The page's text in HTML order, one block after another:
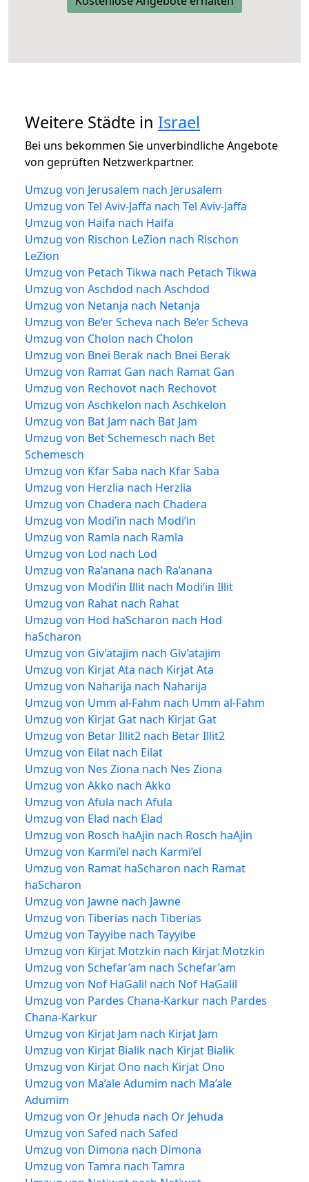
Weitere Städte in Israel
Bei uns bekommen Sie unverbindliche Angebote
von geprüften Netzwerkpartner.
Umzug von Jerusalem nach Jerusalem
Umzug von Tel Aviv-Jaffa nach Tel Aviv-Jaffa
Umzug von Haifa nach Haifa
Umzug von Rischon LeZion nach Rischon
LeZion
Umzug von Petach Tikwa nach Petach Tikwa
Umzug von Aschdod nach Aschdod
Umzug von Netanja nach Netanja
Umzug von Be’er Scheva nach Be’er Scheva
Umzug von Cholon nach Cholon
Umzug von Bnei Berak nach Bnei Berak
Umzug von Ramat Gan nach Ramat Gan
Umzug von Rechovot nach Rechovot
Umzug von Aschkelon nach Aschkelon
Umzug von Bat Jam nach Bat Jam
Umzug von Bet Schemesch nach Bet
Schemesch
Umzug von Kfar Saba nach Kfar Saba
Umzug von Herzlia nach Herzlia
Umzug von Chadera nach Chadera
Umzug von Modi’in nach Modi’in
Umzug von Ramla nach Ramla
Umzug von Lod nach Lod
Umzug von Ra’anana nach Ra’anana
Umzug von Modi’in Illit nach Modi’in Illit
Umzug von Rahat nach Rahat
Umzug von Hod haScharon nach Hod
haScharon
Umzug von Giv’atajim nach Giv’atajim
Umzug von Kirjat Ata nach Kirjat Ata
Umzug von Naharija nach Naharija
Umzug von Umm al-Fahm nach Umm al-Fahm
Umzug von Kirjat Gat nach Kirjat Gat
Umzug von Betar Illit2 nach Betar Illit2
Umzug von Eilat nach Eilat
Umzug von Nes Ziona nach Nes Ziona
Umzug von Akko nach Akko
Umzug von Afula nach Afula
Umzug von Elad nach Elad
Umzug von Rosch haAjin nach Rosch haAjin
Umzug von Karmi’el nach Karmi’el
Umzug von Ramat haScharon nach Ramat
haScharon
Umzug von Jawne nach Jawne
Umzug von Tiberias nach Tiberias
Umzug von Tayyibe nach Tayyibe
Umzug von Kirjat Motzkin nach Kirjat Motzkin
Umzug von Schefar’am nach Schefar’am
Umzug von Nof HaGalil nach Nof HaGalil
Umzug von Pardes Chana-Karkur nach Pardes
Chana-Karkur
Umzug von Kirjat Jam nach Kirjat Jam
Umzug von Kirjat Bialik nach Kirjat Bialik
Umzug von Kirjat Ono nach Kirjat Ono
Umzug von Ma’ale Adumim nach Ma’ale
Adumim
Umzug von Or Jehuda nach Or Jehuda
Umzug von Safed nach Safed
Umzug von Dimona nach Dimona
Umzug von Tamra nach Tamra